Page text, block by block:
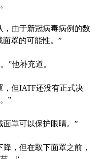
，由于新冠病毒病例的数
罩的可能性。”
”他补充道。
，但IATF还没有正式决
”
面罩可以保护眼睛。”
，但在取下面罩之前，